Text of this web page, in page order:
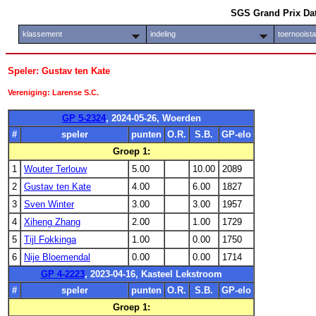
SGS Grand Prix
klassement indeling
Speler: Gustav ten Kate
Vereniging: Larense S.C.
GP 5-2324, 2024-05-26, Woerden
#
speler punten O.R. S.B.
GP-elo
Groep 1:
1
Wouter Terlouw 5.00 10.00
2089
2
Gustav ten Kate 4.00 6.00
1827
3
Sven Winter 3.00 3.00
1957
4
Xiheng Zhang 2.00 1.00
1729
5
Tijl Fokkinga 1.00 0.00
1750
6
Nije Bloemendal 0.00 0.00
1714
GP 4-2223, 2023-04-16, Kasteel Lekstroom
#
speler punten O.R. S.B.
GP-elo
Groep 1: